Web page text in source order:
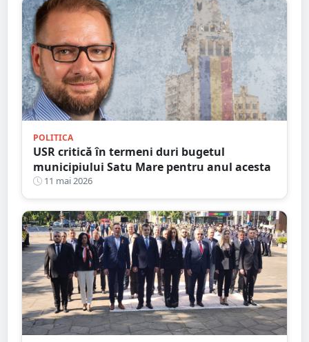
POLITICA
USR critică în termeni duri bugetul
municipiului Satu Mare pentru anul acesta
11 mai 2026